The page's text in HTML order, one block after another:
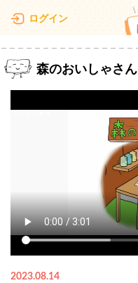
ログイン
森のおいしゃさん
2023.08.14